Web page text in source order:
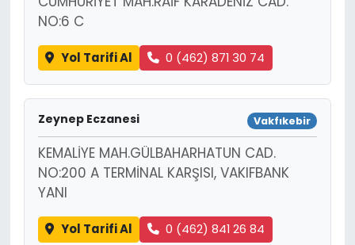
NO:6 C
Yol Tarifi Al 0 (462) 871 30 74
Zeynep Eczanesi Vakfıkebir
KEMALİYE MAH.GÜLBAHARHATUN CAD.
NO:200 A TERMİNAL KARŞISI, VAKIFBANK
YANI
Yol Tarifi Al 0 (462) 841 26 84